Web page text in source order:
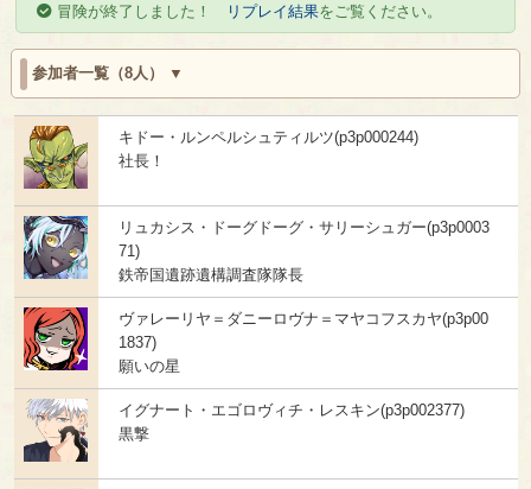
冒険が終了しました！ リプレイ結果をご覧ください。
参加者一覧（8人）
キドー・ルンペルシュティルツ(p3p000244)
社長！
リュカシス・ドーグドーグ・サリーシュガー(p3p0003
71)
鉄帝国遺跡遺構調査隊隊長
ヴァレーリヤ＝ダニーロヴナ＝マヤコフスカヤ(p3p00
1837)
願いの星
イグナート・エゴロヴィチ・レスキン(p3p002377)
黒撃